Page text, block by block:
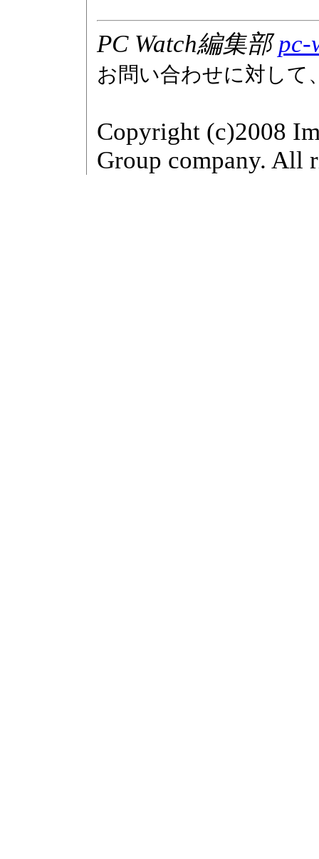
PC Watch編集部pc-
お問い合わせに対して
Copyright (c)2008
Group company. All